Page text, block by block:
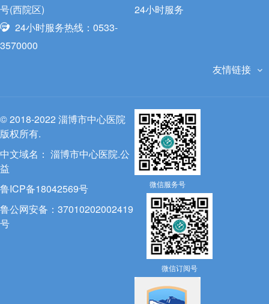
号(西院区)
24小时服务热线：0533-
3570000
24小时服务
友情链接
© 2018-2022 淄博市中心医院
版权所有.
中文域名： 淄博市中心医院.公
益
鲁ICP备18042569号
鲁公网安备：37010202002419
号
微信服务号
微信订阅号